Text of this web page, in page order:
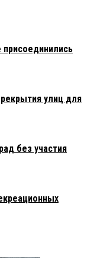
улиц для
без участия